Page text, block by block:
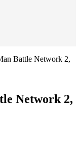
Battle Network 2,
Network 2,